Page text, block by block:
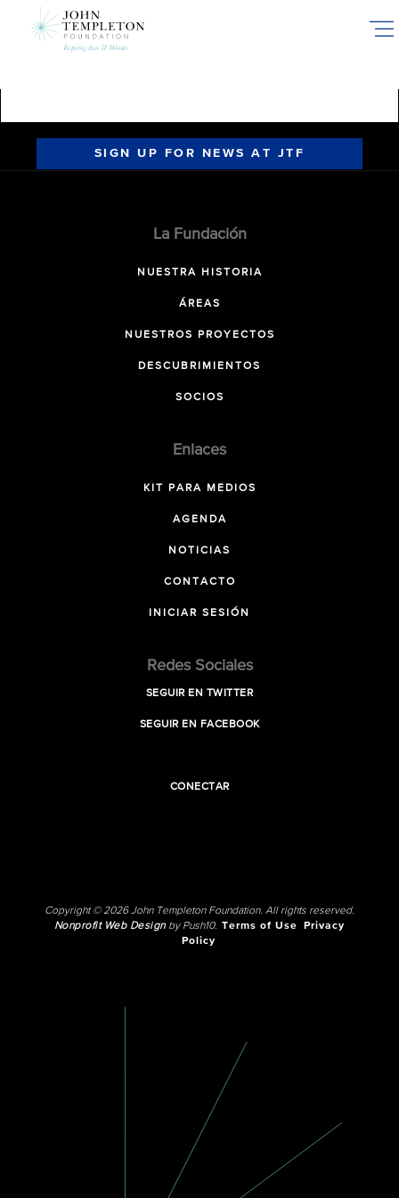
SIGN UP FOR NEWS AT JTF
La Fundación
NUESTRA HISTORIA
ÁREAS
NUESTROS PROYECTOS
DESCUBRIMIENTOS
SOCIOS
Enlaces
KIT PARA MEDIOS
AGENDA
NOTICIAS
CONTACTO
INICIAR SESIÓN
Redes Sociales
SEGUIR EN TWITTER
SEGUIR EN FACEBOOK
CONECTAR
Copyright © 2026 John Templeton Foundation. All rights reserved.
Nonprofit Web Designby Push10. Terms of Use
Privacy
Policy